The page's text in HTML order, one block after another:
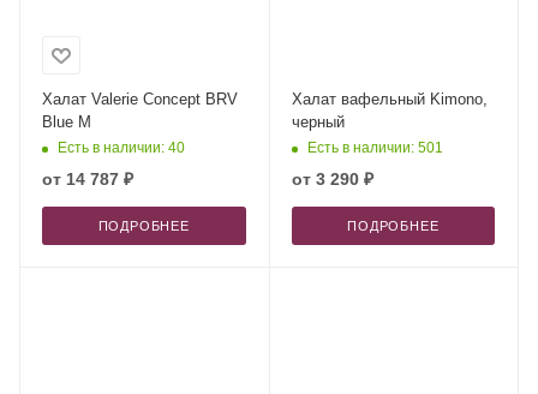
Халат Valerie Concept BRV
Blue M
Есть в наличии: 40
от 14 787 ₽
ПОДРОБНЕЕ
Халат вафельный Kimono,
черный
Есть в наличии: 501
от 3 290 ₽
ПОДРОБНЕЕ